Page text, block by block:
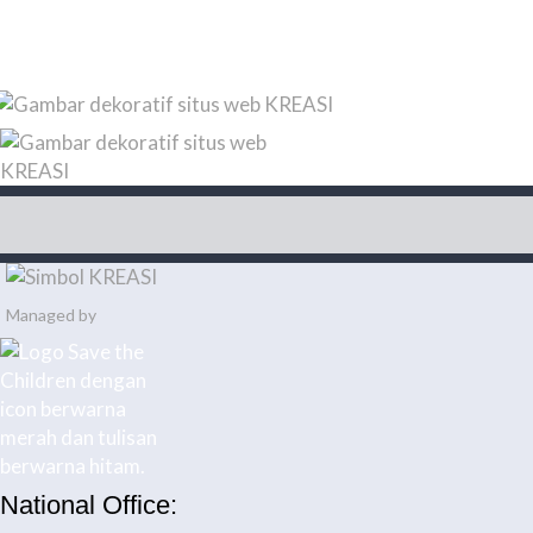
Managed by
National Office: